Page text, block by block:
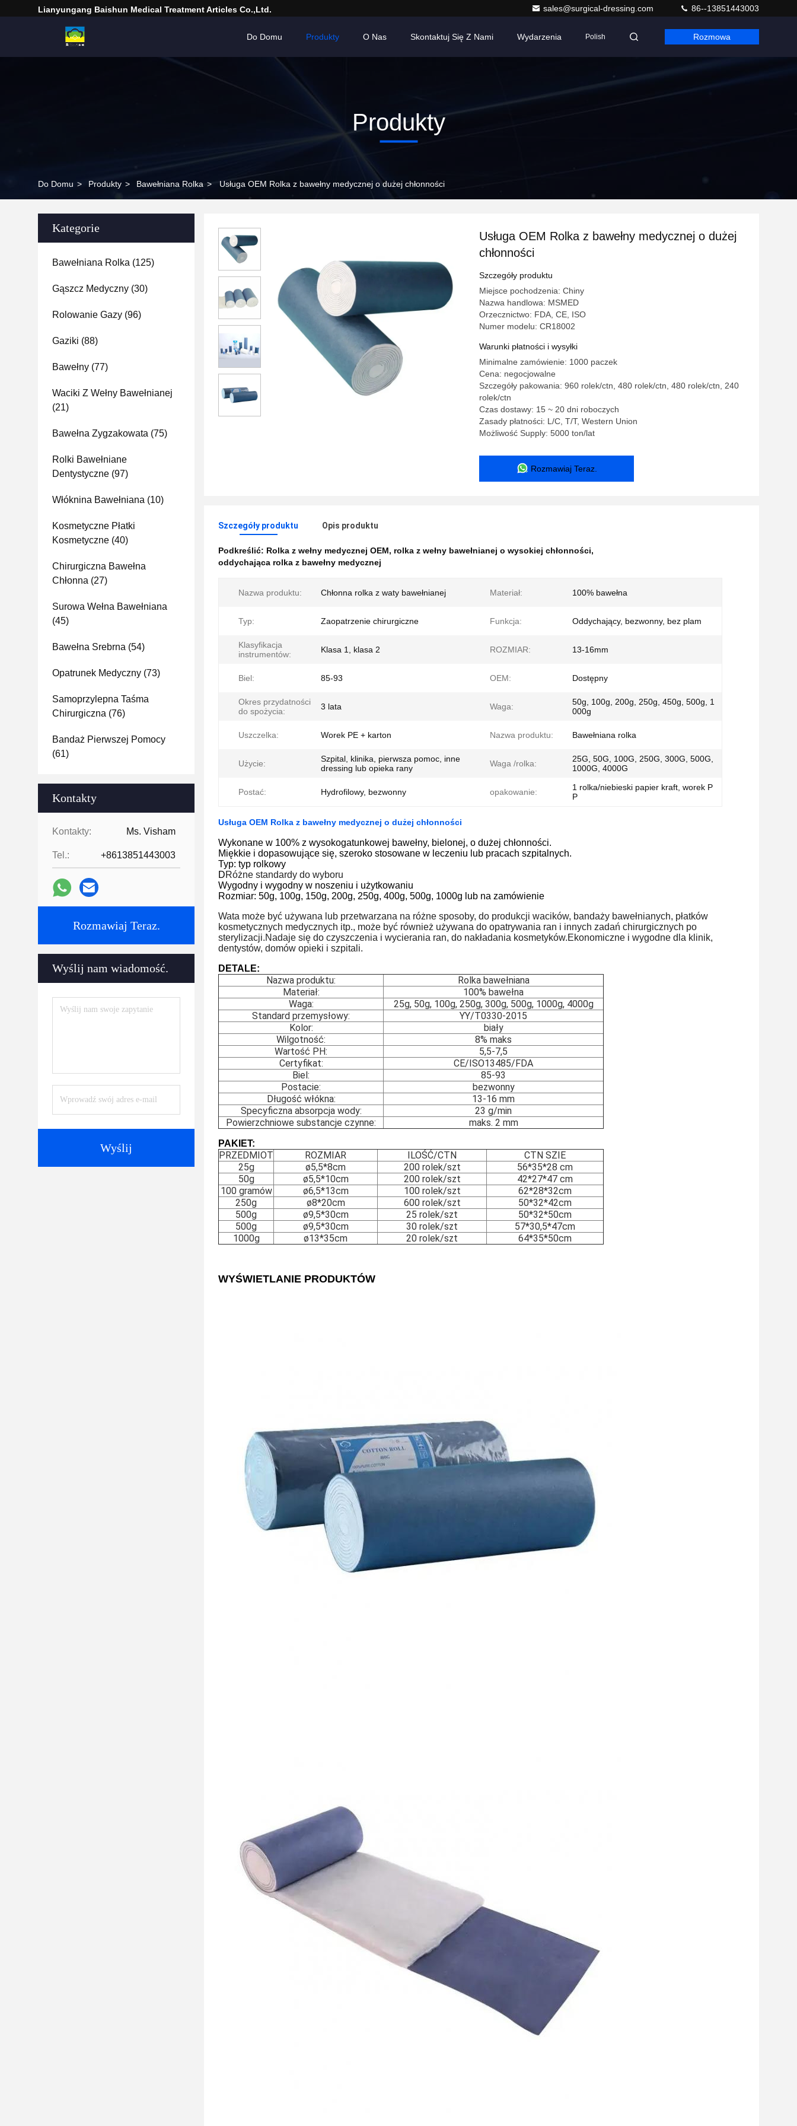
Lianyungang Baishun Medical Treatment Articles Co.,Ltd. sales@surgical-dressing.com 86--13851443003
Do Domu Produkty O Nas Skontaktuj Się Z Nami Wydarzenia Polish Rozmowa
Produkty
Do Domu > Produkty > Bawełniana Rolka > Usługa OEM Rolka z bawełny medycznej o dużej chłonności
Kategorie
Bawełniana Rolka (125)
Gąszcz Medyczny (30)
Rolowanie Gazy (96)
Gaziki (88)
Bawełny (77)
Waciki Z Wełny Bawełnianej
(21)
Bawełna Zygzakowata (75)
Rolki Bawełniane
Dentystyczne (97)
Włóknina Bawełniana (10)
Kosmetyczne Płatki
Kosmetyczne (40)
Chirurgiczna Bawełna
Chłonna (27)
Surowa Wełna Bawełniana
(45)
Bawełna Srebrna (54)
Opatrunek Medyczny (73)
Samoprzylepna Taśma
Chirurgiczna (76)
Bandaż Pierwszej Pomocy
(61)
Kontakty
Kontakty: Ms. Visham
Tel.: +8613851443003
Rozmawiaj Teraz.
Wyślij nam wiadomość.
Wyślij
Usługa OEM Rolka z bawełny medycznej o dużej
chłonności
Szczegóły produktu
Miejsce pochodzenia: Chiny
Nazwa handlowa: MSMED
Orzecznictwo: FDA, CE, ISO
Numer modelu: CR18002
Warunki płatności i wysyłki
Minimalne zamówienie: 1000 paczek
Cena: negocjowalne
Szczegóły pakowania: 960 rolek/ctn, 480 rolek/ctn, 480 rolek/ctn, 240
rolek/ctn
Czas dostawy: 15 ~ 20 dni roboczych
Zasady płatności: L/C, T/T, Western Union
Możliwość Supply: 5000 ton/lat
Rozmawiaj Teraz.
Szczegóły produktu Opis produktu
Podkreślić: Rolka z wełny medycznej OEM, rolka z wełny bawełnianej o wysokiej chłonności,
oddychająca rolka z bawełny medycznej
Nazwa produktu: Chłonna rolka z waty bawełnianej Materiał: 100% bawełna
Typ: Zaopatrzenie chirurgiczne Funkcja: Oddychający, bezwonny, bez plam
Klasyfikacja
instrumentów:
Klasa 1, klasa 2 ROZMIAR: 13-16mm
Biel: 85-93 OEM: Dostępny
Okres przydatności
do spożycia:
3 lata Waga:
50g, 100g, 200g, 250g, 450g, 500g, 1
000g
Uszczelka: Worek PE + karton Nazwa produktu: Bawełniana rolka
Użycie:
Szpital, klinika, pierwsza pomoc, inne
dressing lub opieka rany
Waga /rolka:
25G, 50G, 100G, 250G, 300G, 500G,
1000G, 4000G
Postać: Hydrofilowy, bezwonny opakowanie:
1 rolka/niebieski papier kraft, worek P
P
Usługa OEM Rolka z bawełny medycznej o dużej chłonności
Wykonane w 100% z wysokogatunkowej bawełny, bielonej, o dużej chłonności.
Miękkie i dopasowujące się, szeroko stosowane w leczeniu lub pracach szpitalnych.
Typ: typ rolkowy
DRóżne standardy do wyboru
Wygodny i wygodny w noszeniu i użytkowaniu
Rozmiar: 50g, 100g, 150g, 200g, 250g, 400g, 500g, 1000g lub na zamówienie
Wata może być używana lub przetwarzana na różne sposoby, do produkcji wacików, bandaży bawełnianych, płatków
kosmetycznych medycznych itp., może być również używana do opatrywania ran i innych zadań chirurgicznych po
sterylizacji.Nadaje się do czyszczenia i wycierania ran, do nakładania kosmetyków.Ekonomiczne i wygodne dla klinik,
dentystów, domów opieki i szpitali.
DETALE:
Nazwa produktu:
Rolka bawełniana
Materiał:
100% bawełna
Waga:
25g, 50g, 100g, 250g, 300g, 500g, 1000g, 4000g
Standard przemysłowy:
YY/T0330-2015
Kolor:
biały
Wilgotność:
8% maks
Wartość PH:
5,5-7,5
Certyfikat:
CE/ISO13485/FDA
Biel:
85-93
Postacie:
bezwonny
Długość włókna:
13-16 mm
Specyficzna absorpcja wody:
23 g/min
Powierzchniowe substancje czynne:
maks. 2 mm
PAKIET:
PRZEDMIOT ROZMIAR ILOŚĆ/CTN
CTN SZIE
25g
ø5,5*8cm 200 rolek/szt
56*35*28 cm
50g
ø5,5*10cm 200 rolek/szt
42*27*47 cm
100 gramów
ø6,5*13cm 100 rolek/szt
62*28*32cm
250g
ø8*20cm 600 rolek/szt
50*32*42cm
500g
ø9,5*30cm 25 rolek/szt
50*32*50cm
500g
ø9,5*30cm 30 rolek/szt
57*30,5*47cm
1000g
ø13*35cm 20 rolek/szt 64*35*50cm
WYŚWIETLANIE PRODUKTÓW